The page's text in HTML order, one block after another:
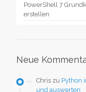
PowerShell 7
erstellen
Neue
Chris zu Python
und auswerten